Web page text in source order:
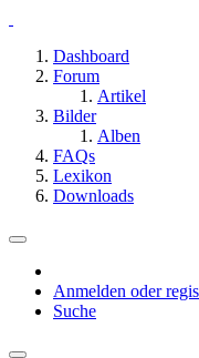
Dashboard
Forum
Artikel
Bilder
Alben
FAQs
Lexikon
Downloads
Anmelden oder
Suche